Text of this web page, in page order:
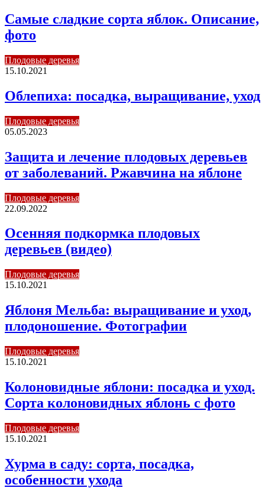
Самые сладкие сорта яблок. Описание,
фото
Плодовые деревья
15.10.2021
Облепиха: посадка, выращивание, уход
Плодовые деревья
05.05.2023
Защита и лечение плодовых деревьев
от заболеваний. Ржавчина на яблоне
Плодовые деревья
22.09.2022
Осенняя подкормка плодовых
деревьев (видео)
Плодовые деревья
15.10.2021
Яблоня Мельба: выращивание и уход,
плодоношение. Фотографии
Плодовые деревья
15.10.2021
Колоновидные яблони: посадка и уход.
Сорта колоновидных яблонь с фото
Плодовые деревья
15.10.2021
Хурма в саду: сорта, посадка,
особенности ухода